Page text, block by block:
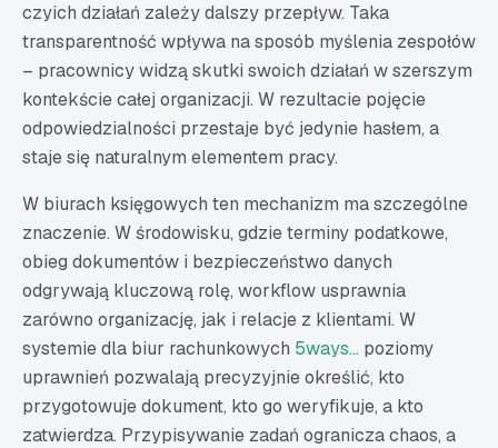
czyich działań zależy dalszy przepływ. Taka
transparentność wpływa na sposób myślenia zespołów
– pracownicy widzą skutki swoich działań w szerszym
kontekście całej organizacji. W rezultacie pojęcie
odpowiedzialności przestaje być jedynie hasłem, a
staje się naturalnym elementem pracy.
W biurach księgowych ten mechanizm ma szczególne
znaczenie. W środowisku, gdzie terminy podatkowe,
obieg dokumentów i bezpieczeństwo danych
odgrywają kluczową rolę, workflow usprawnia
zarówno organizację, jak i relacje z klientami. W
systemie dla biur rachunkowych 5ways... poziomy
uprawnień pozwalają precyzyjnie określić, kto
przygotowuje dokument, kto go weryfikuje, a kto
zatwierdza. Przypisywanie zadań ogranicza chaos, a